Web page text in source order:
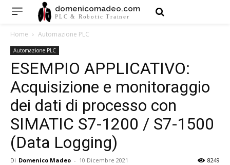
domenicomadeo.com
PLC & Robotic Trainer
Home Automazione PLC
Automazione PLC
ESEMPIO APPLICATIVO:
Acquisizione e monitoraggio
dei dati di processo con
SIMATIC S7-1200 / S7-1500
(Data Logging)
Di Domenico Madeo - 10 Dicembre 2021 8249